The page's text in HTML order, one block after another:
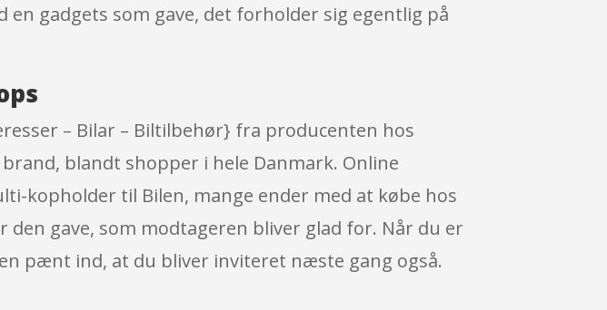
gadgets som gave, det forholder sig egentlig på
– Bilar – Biltilbehør} fra producenten hos
blandt shopper i hele Danmark. Online
kopholder til Bilen, mange ender med at købe hos
den gave, som modtageren bliver glad for. Når du er
pænt ind, at du bliver inviteret næste gang også.